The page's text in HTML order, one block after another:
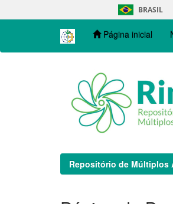
navigation
BRASIL
Página inicial
Repositório de Múltiplos